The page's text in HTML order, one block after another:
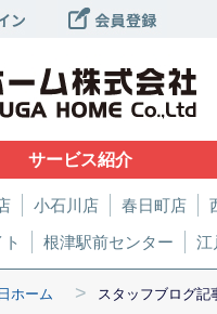
サービス紹介
小石川店 春日町店
根津駅前センター 江
ホーム > スタッフブログ記